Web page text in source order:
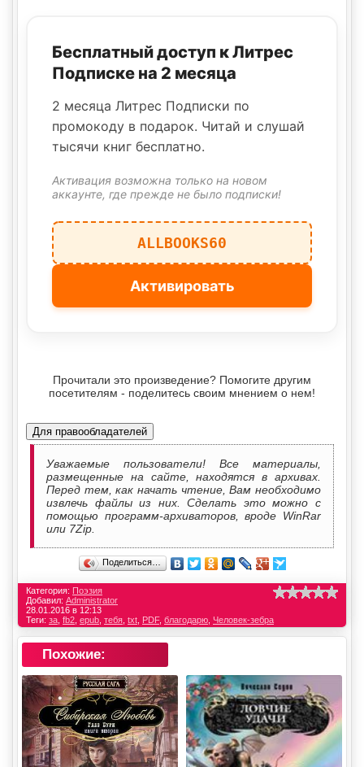
Бесплатный доступ к Литрес
Подписке на 2 месяца
2 месяца Литрес Подписки по
промокоду в подарок. Читай и слушай
тысячи книг бесплатно.
Активация возможна только на новом
аккаунте, где прежде не было подписки!
ALLBOOKS60
Активировать
Прочитали это произведение? Помогите другим
посетителям - поделитесь своим мнением о нем!
Для правообладателей
Уважаемые пользователи! Все материалы,
размещенные на сайте, находятся в архивах.
Перед тем, как начать чтение, Вам необходимо
извлечь файлы из них. Сделать это можно с
помощью программ-архиваторов, вроде WinRar
или 7Zip.
Поделиться…
Категория: Поэзия
Добавил: Administrator
28.01.2016 в 12:13
Теги: за fb2 epub тебя txt PDF, благодарю Человек-зебра
Похожие: